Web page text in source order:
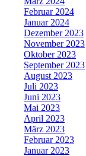
Februar 2024
Januar 2024
Dezember 2023
November 2023
Oktober 2023
September 2023
August 2023
Juli 2023
Juni 2023
Mai 2023
April 2023
März 2023
Februar 2023
Januar 2023